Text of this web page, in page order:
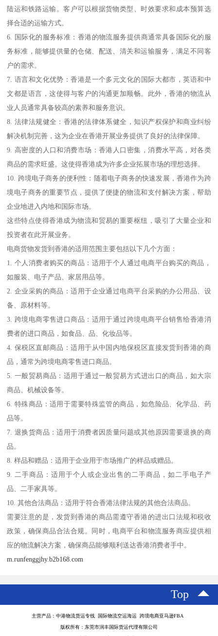
陆运和铁路运输。客户可以根据货物类型、时效要求和成本预算选
择合适的运输方式。
6. 国际化的服务标准：香港的物流服务提供商通常具备国际化的服
务标准，能够提供量的仓储、配送、清关和运输服务，满足不同客
户的需求。
7. 语言和文化优势：香港是一个多元文化的国际大都市，英语和中
文都是语言，这使得与客户的沟通更加顺畅。此外，香港的物流从
业人员通常具备较高的素养和服务意识。
8. 法律法规健全：香港的法律体系健全，知识产权保护和商业纠纷
解决机制完善，这为企业在香港开展业务提供了良好的法律保障。
9. 高密度的人口和消费市场：香港人口密集，消费水平高，对各类
商品的需求旺盛。这使得香港成为许多企业拓展市场的理想选择。
10. 跨境电子商务的便利性：随着电子商务的快速发展，香港作为跨
境电子商务的重要节点，提供了便捷的物流和支付解决方案，帮助
企业地进入内地和国际市场。
这些特点使得香港成为物流和贸易的重要枢纽，吸引了大量企业和
投资者在此开展业务。
电商货物发货到香港的适用范围主要包括以下几个方面：
1. 个人消费者购买的商品：适用于个人通过电商平台购买的商品，
如服装、电子产品、家居用品等。
2. 企业采购的商品：适用于企业通过电商平台采购的办公用品、设
备、原材料等。
3. 跨境电商零售进口商品：适用于通过跨境电商平台销售给香港消
费者的进口商品，如食品、品、化妆品等。
4. 保税区直邮商品：适用于从中国内地保税区直接发货到香港的商
品，通常为跨境电商零售进口商品。
5. 一般贸易商品：适用于通过一般贸易方式进出口的商品，如大宗
商品、机械设备等。
6. 特殊商品：适用于需要特殊监管的商品，如危险品、化学品、药
品等。
7. 退换货商品：适用于消费者因质量问题或其他原因需要退换的商
品。
8. 样品和赠品：适用于企业用于市场推广的样品或赠品。
9. 二手商品：适用于个人或企业出售的二手商品，如二手电子产
品、二手家具等。
10. 其他合法商品：适用于符合香港法律法规的其他合法商品。
需要注意的是，发货到香港的商品需遵守香港的进出口法规和税收
政策，确保商品合法合规。同时，电商平台和物流服务商应提供相
应的物流解决方案，确保商品能够顺利送达香港消费者手中。
m.runfenggjhy.b2b168.com
Top
主营产品：中港物流货运专线 国际物流空运海运 跨境电商亚马逊FBA
版权所有：东莞市润丰国际货运代理有限公司